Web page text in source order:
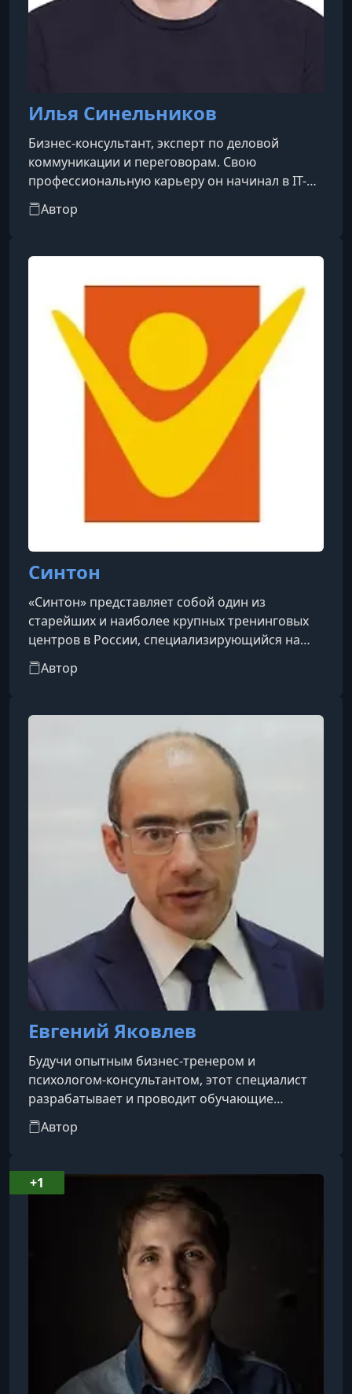
Илья Синельников
Бизнес-консультант, эксперт по деловой
коммуникации и переговорам. Свою
профессиональную карьеру он начинал в IT-
сфере, пройдя путь от разработчика до
исполнительного директора в коммерческих
сотрудничает с известным Дизайн-бюро
работал руководителем проектов, а затем
занял пост директора Школы бюро. С 2012 года
Илья выступает главным автором и
бессменным препод
Автор
Синтон
«Синтон» представляет собой один из
старейших и наиболее крупных тренинговых
центров в России, специализирующийся на
практической психологии и личностном росте.
Основанный Николаем Ивановичем Козловым,
подходе, который фокусируется на этике,
конструктиве и личной эффективности. Сайт
предлагает пользователям более пятидесяти
авторских программ, охватывающих такие
сферы, как лидерство, искусство
коммуникации,
Автор
Евгений Яковлев
Будучи опытным бизнес-тренером и
психологом-консультантом, этот специалист
разрабатывает и проводит обучающие
программы как для открытой аудитории, так и
для корпоративных клиентов. Его карьера в
2001 года он реализует собственные курсы,
посвящённые технологиям активных и
этичных продаж, переговорам и психологии
управления. Внедряет эффективные подходы к
командообразованию, развивает навыки
Автор
+1